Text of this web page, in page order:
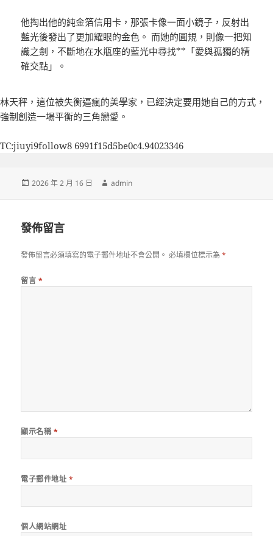
他掏出他的純金箔信用卡，那張卡像一面小鏡子，反射出
藍光後發出了更加耀眼的金色。 而她的圓規，則像一把知
識之劍，不斷地在水瓶座的藍光中尋找**「愛與孤獨的精
確交點」。
林天秤，這位被失衡逼瘋的美學家，已經決定要用她自己的方式，
強制創造一場平衡的三角戀愛。
TC:jiuyi9follow8 6991f15d5be0c4.94023346
發
2026 年 2 月 16 日
作
admin
發佈留言
發佈留言必須填寫的電子郵件地址不會公開。 必填欄位標示為*
留言 *
顯示名稱 *
電子郵件地址 *
個人網站網址